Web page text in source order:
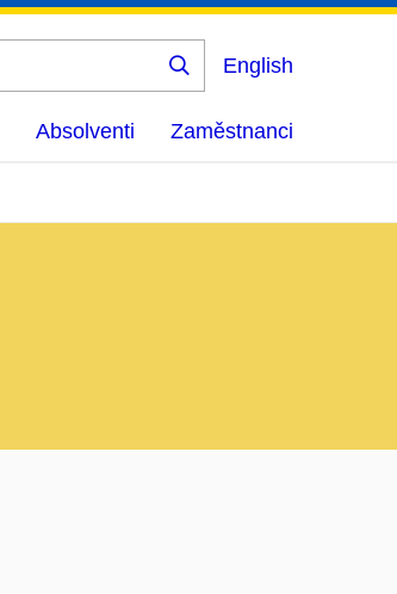
Vyhledat
English
Absolventi Zaměstnanci